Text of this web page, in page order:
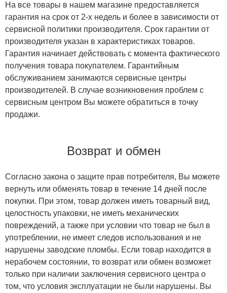
На все товары в нашем магазине предоставляется
гарантия на срок от 2-х недель и более в зависимости от
сервисной политики производителя. Срок гарантии от
производителя указан в характеристиках товаров.
Гарантия начинает действовать с момента фактического
получения товара покупателем. Гарантийным
обслуживанием занимаются сервисные центры
производителей. В случае возникновения проблем с
сервисным центром Вы можете обратиться в точку
продажи.
Возврат и обмен
Согласно закона о защите прав потребителя, Вы можете
вернуть или обменять товар в течение 14 дней после
покупки. При этом, товар должен иметь товарный вид,
целостность упаковки, не иметь механических
повреждений, а также при условии что товар не был в
употреблении, не имеет следов использования и не
нарушены заводские пломбы. Если товар находится в
нерабочем состоянии, то возврат или обмен возможет
только при наличии заключения сервисного центра о
том, что условия эксплуатации не были нарушены. Вы